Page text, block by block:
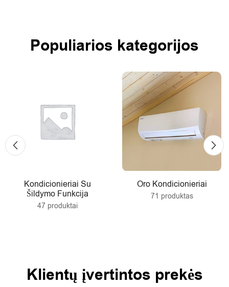
Populiarios kategorijos
Kondicionieriai Su
Šildymo Funkcija
47 produktai
Oro Kondicionieriai
71 produktas
Klientų įvertintos prekės